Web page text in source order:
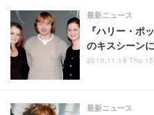
『ハリー・ポ
のキスシーン
最新ニュース
2010.11.18 Thu
最新ニュース